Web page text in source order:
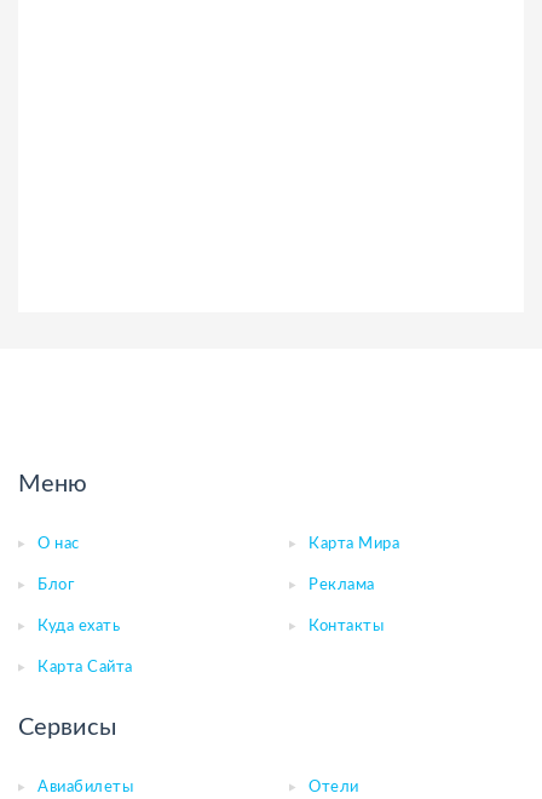
Меню
О нас Карта Мира
Блог Реклама
Куда ехать Контакты
Карта Сайта
Сервисы
Авиабилеты Отели